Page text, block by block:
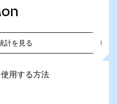
計を見る
用する方法